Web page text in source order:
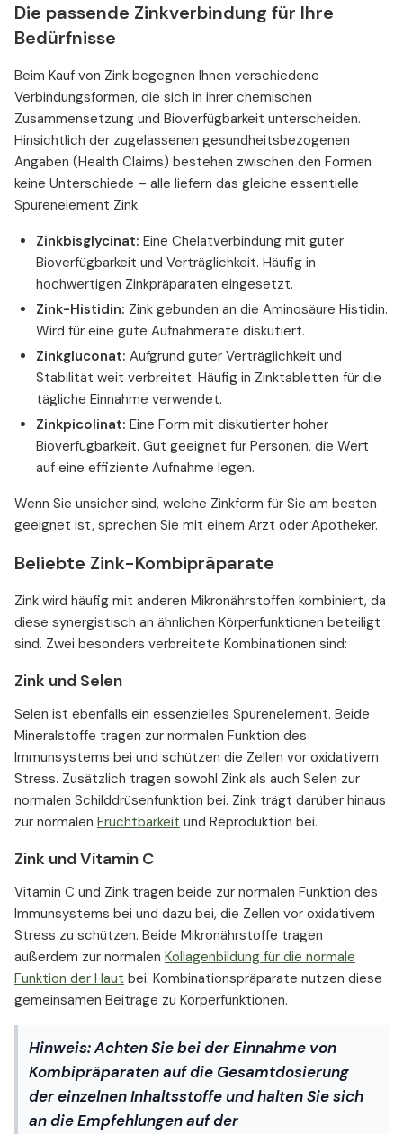
Die passende Zinkverbindung für Ihre
Bedürfnisse
Beim Kauf von Zink begegnen Ihnen verschiedene
Verbindungsformen, die sich in ihrer chemischen
Zusammensetzung und Bioverfügbarkeit unterscheiden.
Hinsichtlich der zugelassenen gesundheitsbezogenen
Angaben (Health Claims) bestehen zwischen den Formen
keine Unterschiede – alle liefern das gleiche essentielle
Spurenelement Zink.
Zinkbisglycinat: Eine Chelatverbindung mit guter
Bioverfügbarkeit und Verträglichkeit. Häufig in
hochwertigen Zinkpräparaten eingesetzt.
Zink-Histidin: Zink gebunden an die Aminosäure Histidin.
Wird für eine gute Aufnahmerate diskutiert.
Zinkgluconat: Aufgrund guter Verträglichkeit und
Stabilität weit verbreitet. Häufig in Zinktabletten für die
tägliche Einnahme verwendet.
Zinkpicolinat: Eine Form mit diskutierter hoher
Bioverfügbarkeit. Gut geeignet für Personen, die Wert
auf eine effiziente Aufnahme legen.
Wenn Sie unsicher sind, welche Zinkform für Sie am besten
geeignet ist, sprechen Sie mit einem Arzt oder Apotheker.
Beliebte Zink-Kombipräparate
Zink wird häufig mit anderen Mikronährstoffen kombiniert, da
diese synergistisch an ähnlichen Körperfunktionen beteiligt
sind. Zwei besonders verbreitete Kombinationen sind:
Zink und Selen
Selen ist ebenfalls ein essenzielles Spurenelement. Beide
Mineralstoffe tragen zur normalen Funktion des
Immunsystems bei und schützen die Zellen vor oxidativem
Stress. Zusätzlich tragen sowohl Zink als auch Selen zur
normalen Schilddrüsenfunktion bei. Zink trägt darüber hinaus
zur normalen Fruchtbarkeit und Reproduktion bei.
Zink und Vitamin C
Vitamin C und Zink tragen beide zur normalen Funktion des
Immunsystems bei und dazu bei, die Zellen vor oxidativem
Stress zu schützen. Beide Mikronährstoffe tragen
außerdem zur normalen Kollagenbildung für die normale
Funktion der Haut bei. Kombinationspräparate nutzen diese
gemeinsamen Beiträge zu Körperfunktionen.
Hinweis:Achten Sie bei der Einnahme von
Kombipräparaten auf die Gesamtdosierung
der einzelnen Inhaltsstoffe und halten Sie sich
an die Empfehlungen auf der